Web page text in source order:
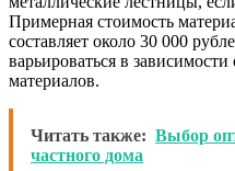
Примерная стоимость
составляет около 30 000
варьироваться в
материалов.
Читать также: Выбор
частного дома